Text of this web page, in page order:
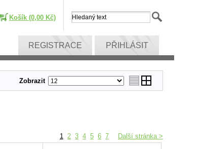
Košík (0,00 Kč)
REGISTRACE PŘIHLÁSIT
Zobrazit
Další stránka >
1 2 3 4 5 6 7